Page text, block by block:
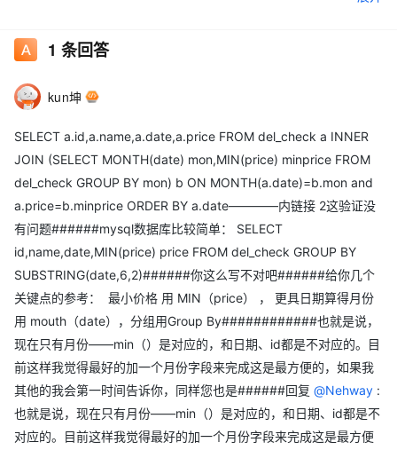
120 12 bbb 2017-3-4 110 13 bbb
2017-3-7 100 14 bbb 2017-1-9 90 请参考：
https://www.oschina.net/question/2821148_2219037
1 条回答
kun坤
SELECT a.id,a.name,a.date,a.price FROM del_check a INNER
JOIN (SELECT MONTH(date) mon,MIN(price) minprice FROM
del_check GROUP BY mon) b ON MONTH(a.date)=b.mon and
a.price=b.minprice ORDER BY a.date————内链接 2这验证没
有问题######mysql数据库比较简单： SELECT
id,name,date,MIN(price) price FROM del_check GROUP BY
SUBSTRING(date,6,2)######你这么写不对吧######给你几个
关键点的参考： 最小价格 用 MIN（price） ， 更具日期算得月份
用 mouth（date），分组用Group By############也就是说，
现在只有月份——min（）是对应的，和日期、id都是不对应的。目
前这样我觉得最好的加一个月份字段来完成这是最方便的，如果我
其他的我会第一时间告诉你，同样您也是######回复 @Nehway :
也就是说，现在只有月份——min（）是对应的，和日期、id都是不
对应的。目前这样我觉得最好的加一个月份字段来完成这是最方便